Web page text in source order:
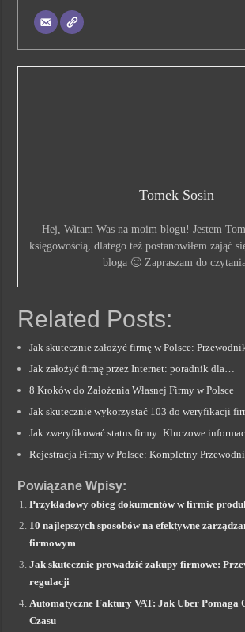
Tomek Sosin
Hej, Witam Was na moim blogu! Jestem
księgowością, dlatego też postanowiłem zająć
bloga 🙂 Zapraszam do
Related Posts:
Jak skutecznie założyć firmę w Polsce:
Jak założyć firmę przez Internet: poradnik dla…
8 Kroków do Założenia Własnej Firmy w Polsce
Jak skutecznie wykorzystać 103 do weryfikacji
Jak zweryfikować status firmy: Kluczowe
Rejestracja Firmy w Polsce: Kompletny
Powiązane Wpisy:
Przykładowy obieg dokumentów w firmie
10 najlepszych sposobów na efektywne
firmowym
Jak skutecznie prowadzić zakupy firmowe:
regulacji
Automatyczne Faktury VAT: Jak Uber Pomaga
Czasu